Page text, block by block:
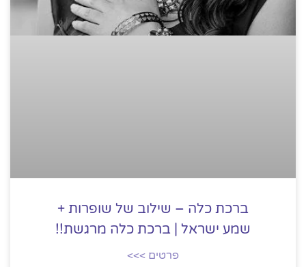
ברכת כלה – שילוב של שופרות +
שמע ישראל | ברכת כלה מרגשת!!
פרטים >>>